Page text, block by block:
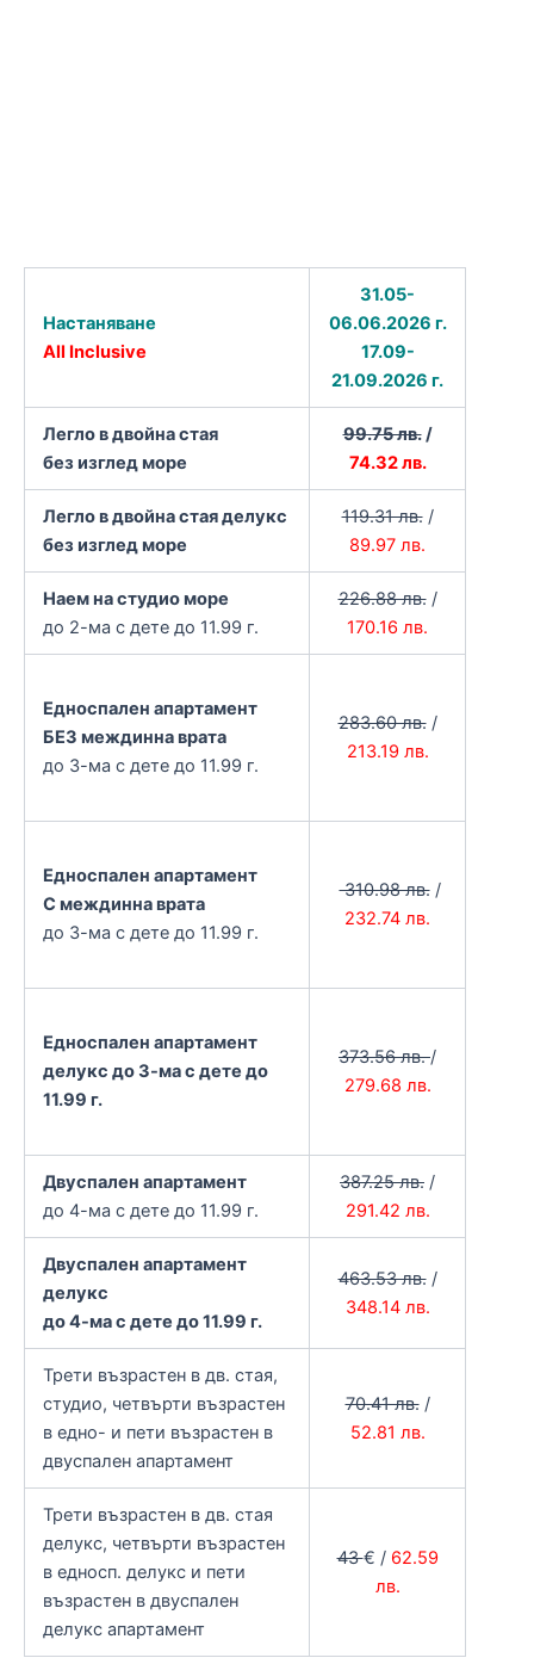
Настаняване
All Inclusive
31.05-
06.06.2026 г.
17.09-
21.09.2026 г.
Легло в двойна стая
без изглед море
99.75 лв./
74.32 лв.
Легло в двойна стая делукс
без изглед море
119.31 лв./
89.97 лв.
Наем на студио море
до 2-ма с дете до 11.99 г.
226.88 лв./
170.16 лв.
Едноспален апартамент
БЕЗ междинна врата
до 3-ма с дете до 11.99 г.
283.60 лв./
213.19 лв.
Едноспален апартамент
С междинна врата
до 3-ма с дете до 11.99 г.
310.98 лв./
232.74 лв.
Едноспален апартамент
делукс до 3-ма с дете до
11.99 г.
373.56 лв./
279.68 лв.
Двуспален апартамент
до 4-ма с дете до 11.99 г.
387.25 лв. /
291.42 лв.
Двуспален апартамент
делукс
до 4-ма с дете до 11.99 г.
463.53 лв./
348.14 лв.
Трети възрастен в дв. стая,
студио, четвърти възрастен
в едно- и пети възрастен в
двуспален апартамент
70.41 лв./
52.81 лв.
Трети възрастен в дв. стая
делукс, четвърти възрастен
в едносп. делукс и пети
възрастен в двуспален
делукс апартамент
43€ / 62.59
лв.